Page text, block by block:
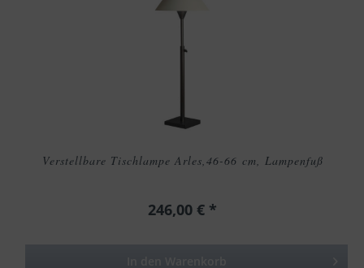
Verstellbare Tischlampe Arles,46-66 cm, Lampenfuß
246,00 € *